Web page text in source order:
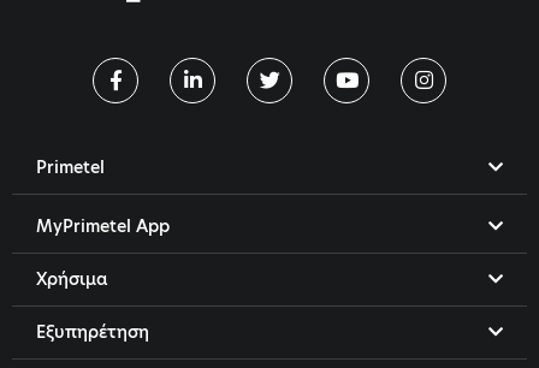
Primetel
MyPrimetel App
Χρήσιμα
Εξυπηρέτηση